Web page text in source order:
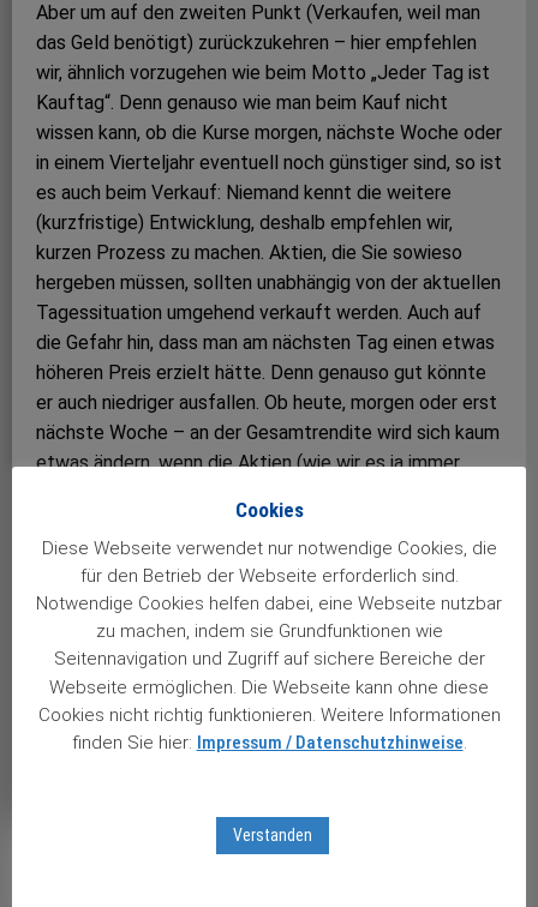
Aber um auf den zweiten Punkt (Verkaufen, weil man
das Geld benötigt) zurückzukehren – hier empfehlen
wir, ähnlich vorzugehen wie beim Motto „Jeder Tag ist
Kauftag“. Denn genauso wie man beim Kauf nicht
wissen kann, ob die Kurse morgen, nächste Woche oder
in einem Vierteljahr eventuell noch günstiger sind, so ist
es auch beim Verkauf: Niemand kennt die weitere
(kurzfristige) Entwicklung, deshalb empfehlen wir,
kurzen Prozess zu machen. Aktien, die Sie sowieso
hergeben müssen, sollten unabhängig von der aktuellen
Tagessituation umgehend verkauft werden. Auch auf
die Gefahr hin, dass man am nächsten Tag einen etwas
höheren Preis erzielt hätte. Denn genauso gut könnte
er auch niedriger ausfallen. Ob heute, morgen oder erst
nächste Woche – an der Gesamtrendite wird sich kaum
etwas ändern, wenn die Aktien (wie wir es ja immer
ordentlichen Anlagesumme herangereift sind. Deshalb
gilt (in diesem speziellen Fall): Jeder Tag ist
Verkaufstag
Noch kein Leser des Stuttgarter Aktienbriefes?
Dann testen Sie uns doch erst einmal völlig
unverbindlich! Einfach zur Probe mitmachen…
Cookies
Diese Webseite verwendet nur notwendige Cookies, die
für den Betrieb der Webseite erforderlich sind.
Notwendige Cookies helfen dabei, eine Webseite nutzbar
zu machen, indem sie Grundfunktionen wie
Seitennavigation und Zugriff auf sichere Bereiche der
Webseite ermöglichen. Die Webseite kann ohne diese
Cookies nicht richtig funktionieren. Weitere Informationen
finden Sie hier: Impressum / Datenschutzhinweise
Verstanden